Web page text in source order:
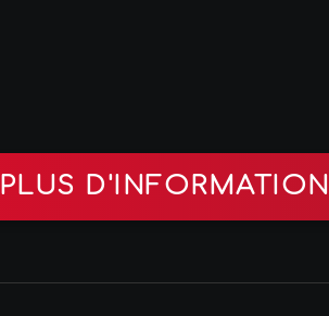
PLUS D'INFORMATION